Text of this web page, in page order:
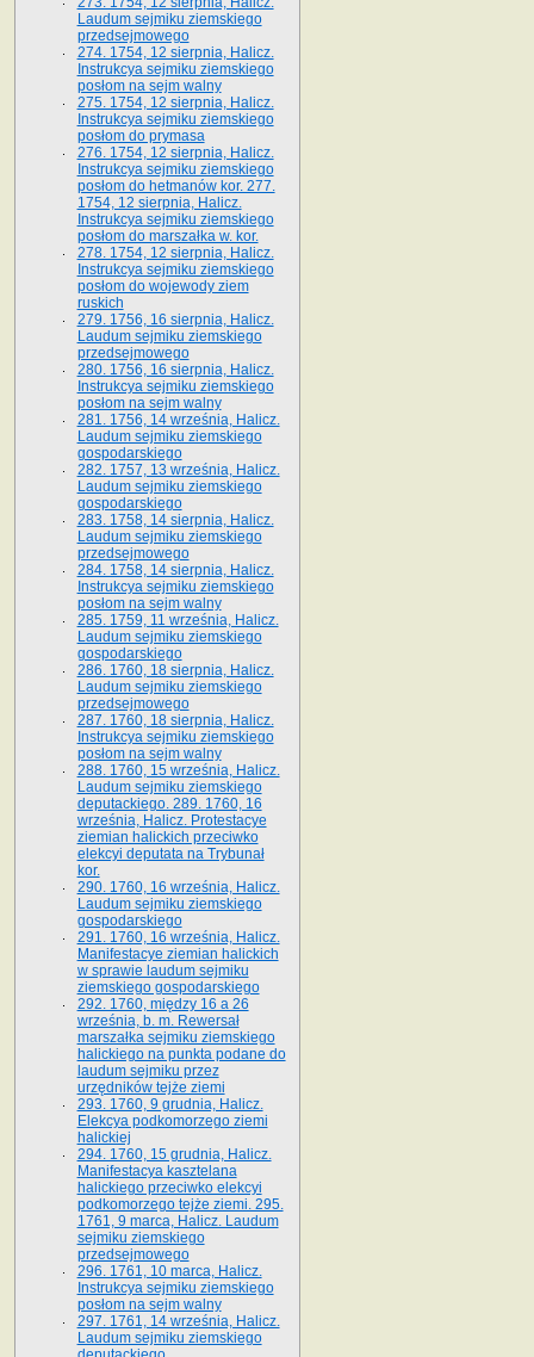
Laudum sejmiku ziemskiego
przedsejmowego
274. 1754, 12 sierpnia, Halicz.
Instrukcya sejmiku ziemskiego
posłom na sejm walny
275. 1754, 12 sierpnia, Halicz.
Instrukcya sejmiku ziemskiego
posłom do prymasa
276. 1754, 12 sierpnia, Halicz.
Instrukcya sejmiku ziemskiego
posłom do hetmanów kor. 277.
1754, 12 sierpnia, Halicz.
Instrukcya sejmiku ziemskiego
posłom do marszałka w. kor.
278. 1754, 12 sierpnia, Halicz.
Instrukcya sejmiku ziemskiego
posłom do wojewody ziem
ruskich
279. 1756, 16 sierpnia, Halicz.
Laudum sejmiku ziemskiego
przedsejmowego
280. 1756, 16 sierpnia, Halicz.
Instrukcya sejmiku ziemskiego
posłom na sejm walny
281. 1756, 14 września, Halicz.
Laudum sejmiku ziemskiego
gospodarskiego
282. 1757, 13 września, Halicz.
Laudum sejmiku ziemskiego
gospodarskiego
283. 1758, 14 sierpnia, Halicz.
Laudum sejmiku ziemskiego
przedsejmowego
284. 1758, 14 sierpnia, Halicz.
Instrukcya sejmiku ziemskiego
posłom na sejm walny
285. 1759, 11 września, Halicz.
Laudum sejmiku ziemskiego
gospodarskiego
286. 1760, 18 sierpnia, Halicz.
Laudum sejmiku ziemskiego
przedsejmowego
287. 1760, 18 sierpnia, Halicz.
Instrukcya sejmiku ziemskiego
posłom na sejm walny
288. 1760, 15 września, Halicz.
Laudum sejmiku ziemskiego
deputackiego. 289. 1760, 16
września, Halicz. Protestacye
ziemian halickich przeciwko
elekcyi deputata na Trybunał
kor.
290. 1760, 16 września, Halicz.
Laudum sejmiku ziemskiego
gospodarskiego
291. 1760, 16 września, Halicz.
Manifestacye ziemian halickich
w sprawie laudum sejmiku
ziemskiego gospodarskiego
292. 1760, między 16 a 26
września, b. m. Rewersał
marszałka sejmiku ziemskiego
halickiego na punkta podane do
laudum sejmiku przez
urzędników tejże ziemi
293. 1760, 9 grudnia, Halicz.
Elekcya podkomorzego ziemi
halickiej
294. 1760, 15 grudnia, Halicz.
Manifestacya kasztelana
halickiego przeciwko elekcyi
podkomorzego tejże ziemi. 295.
1761, 9 marca, Halicz. Laudum
sejmiku ziemskiego
przedsejmowego
296. 1761, 10 marca, Halicz.
Instrukcya sejmiku ziemskiego
posłom na sejm walny
297. 1761, 14 września, Halicz.
Laudum sejmiku ziemskiego